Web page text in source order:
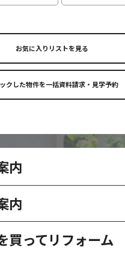
お気に入りリストを見る
内
内
買ってリフォーム